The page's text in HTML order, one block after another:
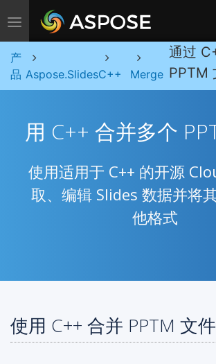
切换导航
产
品 Aspose.SlidesC++ Merge
通过
PPTM
用 C++ 合并多个
使用适用于 C++ 的开源
取、编辑 Slides 数据并将
他格式
使用 C++ 合并 PPTM 文件